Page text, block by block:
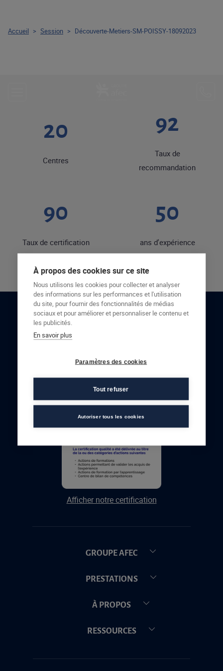
20
Centres
92
Taux de
recommandation
90
Taux de certification
50
ans d'expérience
RESTONS EN CONTACT
Afficher notre certification
GROUPE AFEC
PRESTATIONS
À PROPOS
RESSOURCES
Accueil > Session > Découverte-Metiers-SM-POISSY-18092023
À propos des cookies sur ce site
Nous utilisons les cookies pour collecter et analyser
des informations sur les performances et l'utilisation
du site, pour fournir des fonctionnalités de médias
sociaux et pour améliorer et personnaliser le contenu et
les publicités.
En savoir plus
Paramètres des cookies
Tout refuser
Autoriser tous les cookies